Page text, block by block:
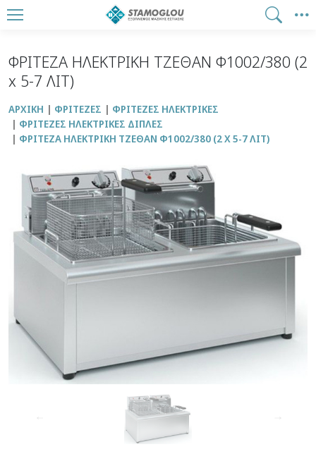
ΦΡΙΤΕΖΑ ΗΛΕΚΤΡΙΚΗ ΤΖΕΘΑΝ Φ1002/380 (2
x 5-7 ΛΙΤ)
ΑΡΧΙΚΉ ΦΡΙΤΕΖΕΣ
ΦΡΙΤΕΖΕΣ ΗΛΕΚΤΡΙΚΕΣ
ΦΡΙΤΕΖΕΣ ΗΛΕΚΤΡΙΚΕΣ ΔΙΠΛΕΣ
ΦΡΙΤΕΖΑ ΗΛΕΚΤΡΙΚΗ ΤΖΕΘΑΝ Φ1002/380 (2 X 5-7 ΛΙΤ)
↑ ↓